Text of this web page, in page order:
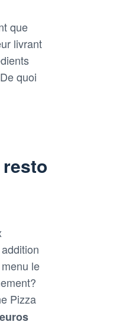
que
livrant
quoi
le
Pizza